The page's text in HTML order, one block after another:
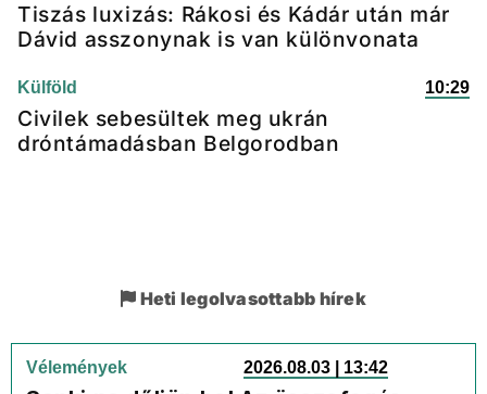
Tiszás luxizás: Rákosi és Kádár után már
Dávid asszonynak is van különvonata
Külföld 10:29
Civilek sebesültek meg ukrán
dróntámadásban Belgorodban
Heti legolvasottabb hírek
Vélemények 2026.08.03 | 13:42